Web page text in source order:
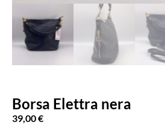
Borsa Elettra nera
39,00€